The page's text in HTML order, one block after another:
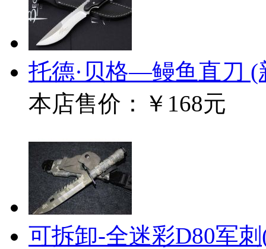
托德·贝格—鳗鱼直刀 (
本店售价：
￥168元
可拆卸-全迷彩D80军